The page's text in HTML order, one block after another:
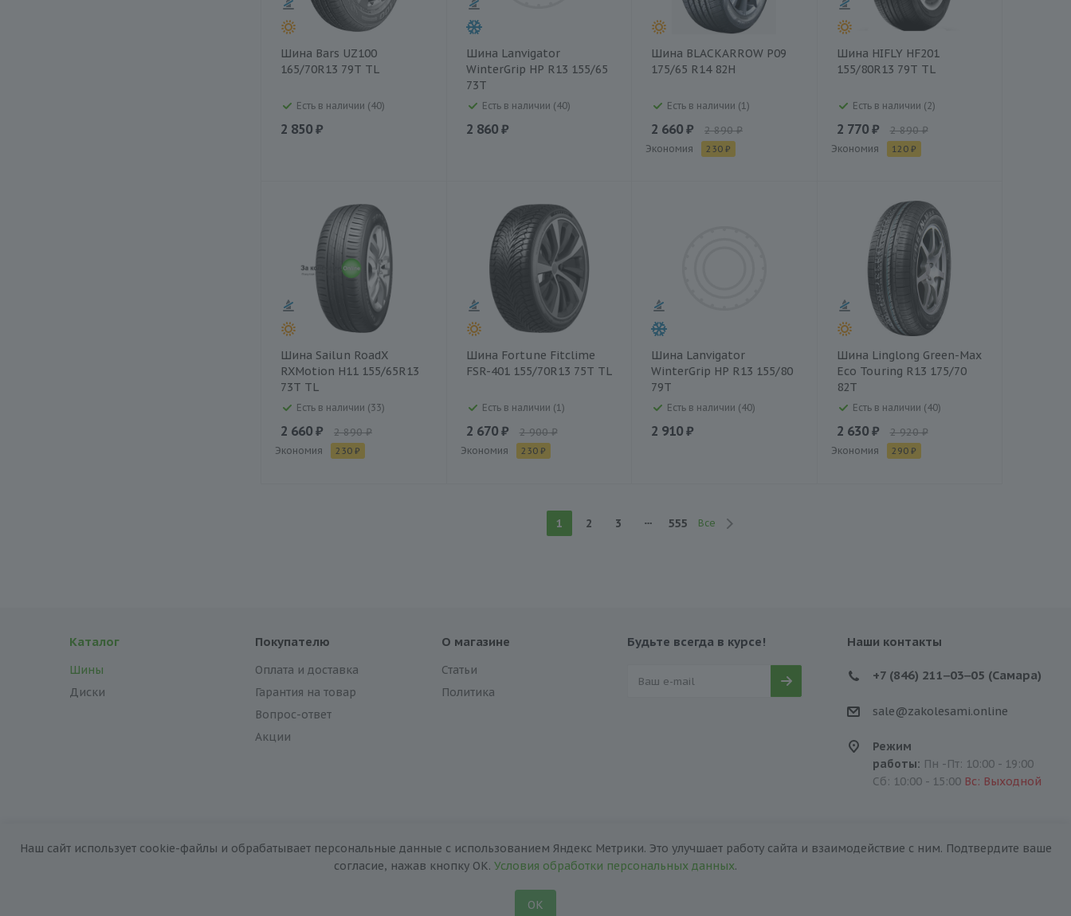
Шина Bars UZ100
165/70R13 79T TL
Есть в наличии (40)
2 850 ₽
Шина Lanvigator
WinterGrip HP R13 155/65
73T
Есть в наличии (40)
2 860 ₽
Шина BLACKARROW P09
175/65 R14 82H
Есть в наличии (1)
2 660 ₽ 2 890 ₽
Экономия 230 ₽
Шина HIFLY HF201
155/80R13 79T TL
Есть в наличии (2)
2 770 ₽ 2 890 ₽
Экономия 120 ₽
Шина Sailun RoadX
RXMotion H11 155/65R13
73T TL
Есть в наличии (33)
2 660 ₽ 2 890 ₽
Экономия 230 ₽
Шина Fortune Fitclime
FSR-401 155/70R13 75T TL
Есть в наличии (1)
2 670 ₽ 2 900 ₽
Экономия 230 ₽
Шина Lanvigator
WinterGrip HP R13 155/80
79T
Есть в наличии (40)
2 910 ₽
Шина Linglong Green-Max
Eco Touring R13 175/70
82T
Есть в наличии (40)
2 630 ₽ 2 920 ₽
Экономия 290 ₽
1 2 3 555 Все
Каталог
Шины
Диски
Покупателю
Оплата и доставка
Гарантия на товар
Вопрос-ответ
Акции
О магазине
Статьи
Политика
Будьте всегда в курсе! Наши контакты
+7 (846) 211‒03‒05 (Самара)
sale@zakolesami.online
Режим
работы: Пн -Пт: 10:00 - 19:00
Сб: 10:00 - 15:00 Вс: Выходной
Наш сайт использует cookie-файлы и обрабатывает персональные данные с использованием Яндекс Метрики. Это улучшает работу сайта и взаимодействие с ним. Подтвердите ваше
согласие, нажав кнопку ОК. Условия обработки персональных данных.
ОК